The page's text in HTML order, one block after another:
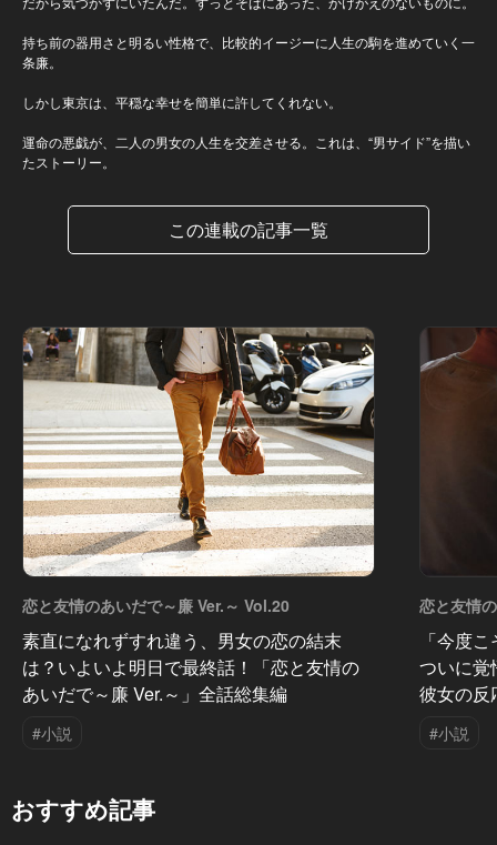
持ち前の器用さと明るい性格で、比較的イージーに人生の駒を進めていく一
条廉。
しかし東京は、平穏な幸せを簡単に許してくれない。
運命の悪戯が、二人の男女の人生を交差させる。これは、“男サイド”を描い
たストーリー。
この連載の記事一覧
恋と友情のあいだで～廉 Ver.～ Vol.20
素直になれずすれ違う、男女の恋の結末
は？いよいよ明日で最終話！「恋と友情の
あいだで～廉 Ver.～」全話総集編
#小説
恋と友情
「今度
ついに覚
彼女の反
#小説
おすすめ記事